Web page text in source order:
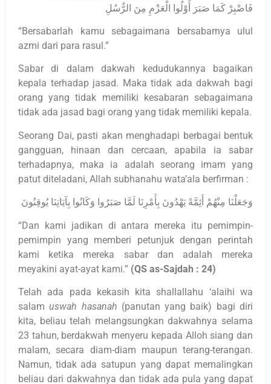
فَاصْبِرْ كَمَا صَبَرَ أُوْلُوا الْعَزْمِ مِنَ الرُّسُلِ
“Bersabarlah kamu sebagaimana bersabarnya ulul
azmi dari para rasul.”
Sabar di dalam dakwah kedudukannya bagaikan
kepala terhadap jasad. Maka tidak ada dakwah bagi
orang yang tidak memiliki kesabaran sebagaimana
tidak ada jasad bagi orang yang tidak memiliki kepala.
Seorang Dai, pasti akan menghadapi berbagai bentuk
gangguan, hinaan dan cercaan, apabila ia sabar
terhadapnya, maka ia adalah seorang imam yang
patut diteladani, Allah subhanahu wata’ala berfirman :
وَجَعَلْنَا مِنْهُمْ أَئِمَّةً يَهْدُونَ بِأَمْرِنَا لَمَّا صَبَرُوا وَكَانُوا بِآيَاتِنَا يُوقِنُونَ
“Dan kami jadikan di antara mereka itu pemimpin-
pemimpin yang memberi petunjuk dengan perintah
kami ketika mereka sabar dan adalah mereka
meyakini ayat-ayat kami.” (QS as-Sajdah : 24)
Telah ada pada kekasih kita shallallahu ‘alaihi wa
salamuswah hasanah (panutan yang baik) bagi diri
kita, beliau telah melangsungkan dakwahnya selama
23 tahun, berdakwah menyeru kepada Alloh siang dan
malam, secara diam-diam maupun terang-terangan.
Namun, tidak ada satupun yang dapat memalingkan
beliau dari dakwahnya dan tidak ada pula yang dapat